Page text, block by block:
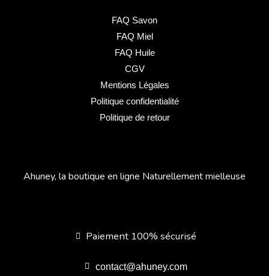
Ahuney, la boutique en ligne Naturellement mielleuse
Paiement 100% sécurisé
contact@ahuney.com
FAQ Savon
FAQ Miel
FAQ Huile
CGV
Mentions Légales
Politique confidentialité
Politique de retour